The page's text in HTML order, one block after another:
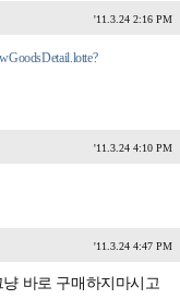
'11.3.24 2:16 PM
'11.3.24 4:10 PM
'11.3.24 4:47 PM
바로 구매하지마시고